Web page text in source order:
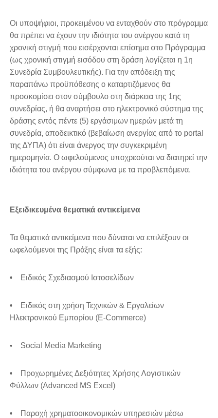
Οι υποψήφιοι, προκειμένου να ενταχθούν στο πρόγραμμα
θα πρέπει να έχουν την ιδιότητα του ανέργου κατά τη
χρονική στιγμή που εισέρχονται επίσημα στο Πρόγραμμα
(ως χρονική στιγμή εισόδου στη δράση λογίζεται η 1η
Συνεδρία Συμβουλευτικής). Για την απόδειξη της
παραπάνω προϋπόθεσης ο καταρτιζόμενος θα
προσκομίσει στον σύμβουλο στη διάρκεια της 1ης
συνεδρίας, ή θα αναρτήσει στο ηλεκτρονικό σύστημα της
δράσης εντός πέντε (5) εργάσιμων ημερών μετά τη
συνεδρία, αποδεικτικό (βεβαίωση ανεργίας από το portal
της ΔΥΠΑ) ότι είναι άνεργος την συγκεκριμένη
ημερομηνία. O ωφελούμενος υποχρεούται να διατηρεί την
ιδιότητα του ανέργου σύμφωνα με τα προβλεπόμενα.
Εξειδικευμένα θεματικά αντικείμενα
Τα θεματικά αντικείμενα που δύναται να επιλέξουν οι
ωφελούμενοι της Πράξης είναι τα εξής:
• Ειδικός Σχεδιασμού Ιστοσελίδων
•
Ειδικός στη χρήση Τεχνικών & Εργαλείων
Ηλεκτρονικού Εμπορίου (E-Commerce)
• Social Media Marketing
•
Προχωρημένες Δεξιότητες Χρήσης Λογιστικών
Φύλλων (Advanced MS Excel)
•
Παροχή χρηματοοικονομικών υπηρεσιών μέσω